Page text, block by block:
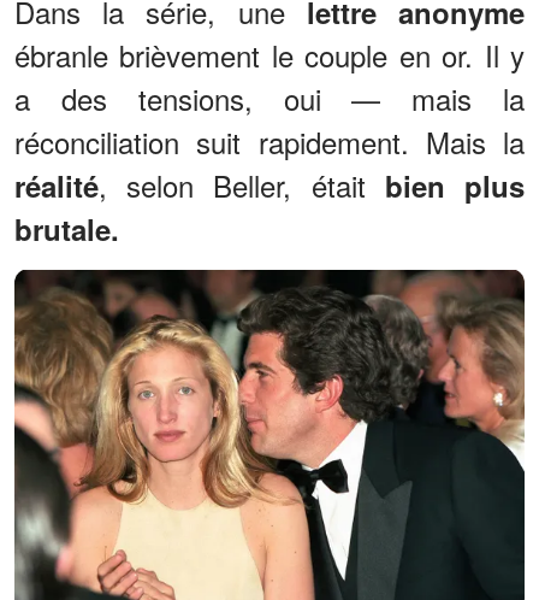
Dans la série, une lettre anonyme
ébranle brièvement le couple en or. Il y
a des tensions, oui — mais la
réconciliation suit rapidement. Mais la
réalité, selon Beller, était bien plus
brutale.